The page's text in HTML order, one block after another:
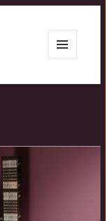
WIDGETEK